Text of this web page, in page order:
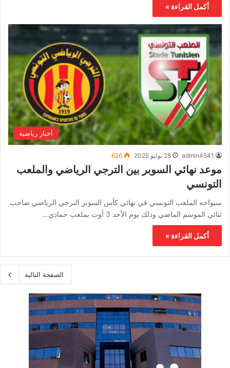
أكمل القراءة »
أخبار رياضية
admin4541 28 يوليو 2025 626
موعد نهائي السوبر بين الترجي الرياضي والملعب
التونسي
سبواجه الملعب التونسي في نهائي كأس السوبر الترجي الرياضي صاحب
ثنائي الموسم الماضي وذلك يوم الأحد 3 أوت بملعب حمادي…
أكمل القراءة »
الصفحة التالية